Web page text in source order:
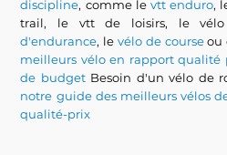
discipline, comme le vtt enduro,
trail, le vtt de loisirs, le
d'endurance, levélo de courseou
meilleurs vélo en rapport
de budgetBesoin d'un vélo de
notre guide des meilleurs vélos
qualité-prix